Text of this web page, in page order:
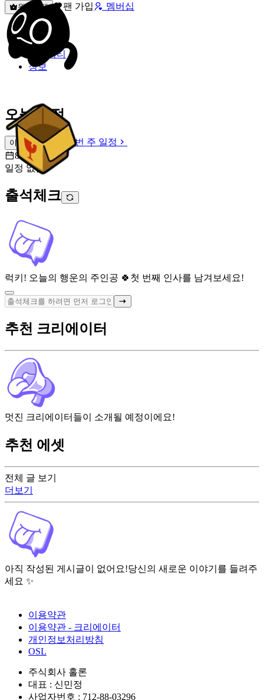
원픽선택 팬 가입 멤버십
밐타운
피드
커뮤니티
정보
오늘 일정
이번 주 일정
이번 주 일정
8월 7일 [금]
일정 없음
출석체크
럭키! 오늘의 행운의 주인공 🍀 첫 번째 인사를 남겨보세요!
전체 글 보기
더보기
아직 작성된 게시글이 없어요!당신의 새로운 이야기를 들려주
세요 ✨
추천 크리에이터
멋진 크리에이터들이 소개될 예정이에요!
추천 에셋
이용약관
이용약관 - 크리에이터
개인정보처리방침
OSL
주식회사 홀론
대표 : 신민정
사업자번호 : 712-88-03296